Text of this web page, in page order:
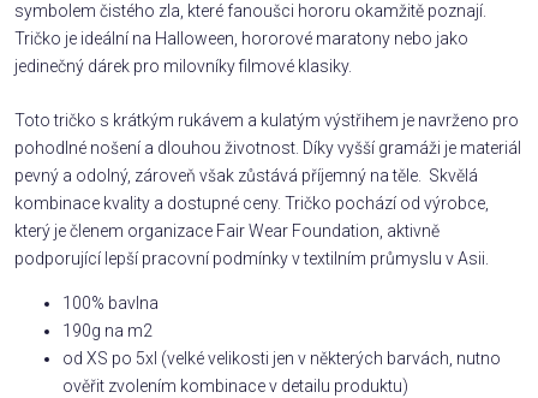
symbolem čistého zla, které fanoušci hororu okamžitě poznají.
Tričko je ideální na Halloween, hororové maratony nebo jako
jedinečný dárek pro milovníky filmové klasiky.
Toto tričko s krátkým rukávem a kulatým výstřihem je navrženo pro
pohodlné nošení a dlouhou životnost. Díky vyšší gramáži je materiál
pevný a odolný, zároveň však zůstává příjemný na těle. Skvělá
kombinace kvality a dostupné ceny. Tričko pochází od výrobce,
který je členem organizace Fair Wear Foundation, aktivně
podporující lepší pracovní podmínky v textilním průmyslu v Asii.
100% bavlna
190g na m2
od XS po 5xl (velké velikosti jen v některých barvách, nutno
ověřit zvolením kombinace v detailu produktu)